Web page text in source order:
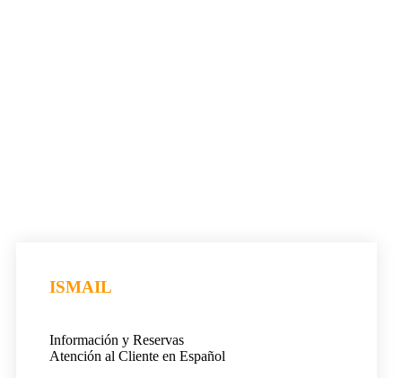
ISMAIL
Información y Reservas
Atención al Cliente en Español